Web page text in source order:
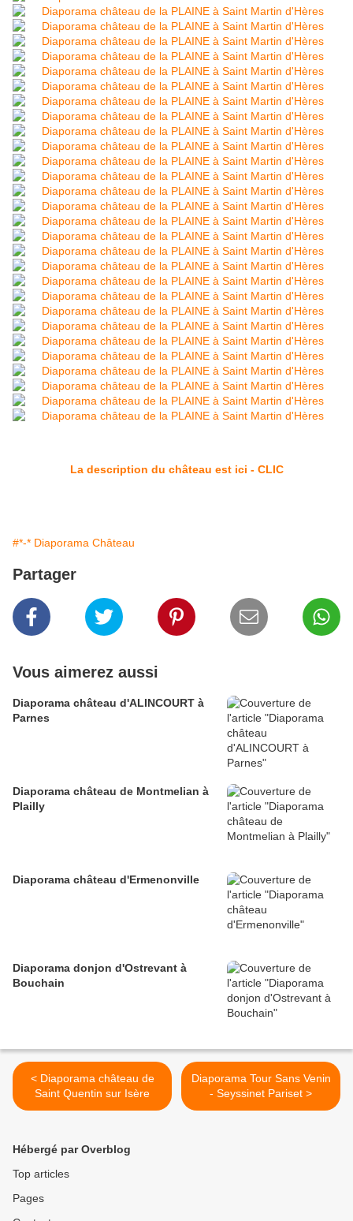
La description du château est ici - CLIC
#*-* Diaporama Château
Partager
Vous aimerez aussi
Diaporama château d'ALINCOURT à
Parnes
Diaporama château de Montmelian à
Plailly
Diaporama château d'Ermenonville
Diaporama donjon d'Ostrevant à
Bouchain
< Diaporama château de
Saint Quentin sur Isère
Diaporama Tour Sans Venin
- Seyssinet Pariset >
Hébergé par Overblog
Top articles
Pages